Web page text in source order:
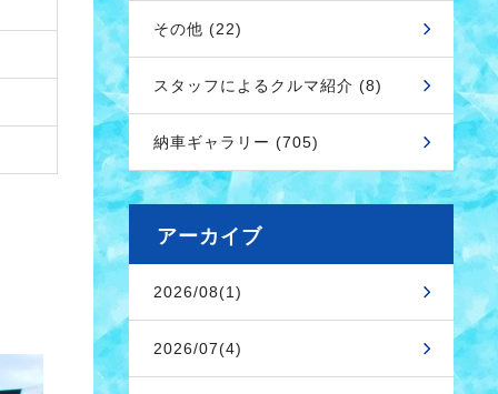
その他 (22)
スタッフによるクルマ紹介 (8)
納車ギャラリー (705)
アーカイブ
2026/08(1)
2026/07(4)